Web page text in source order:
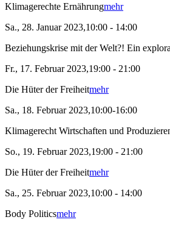
Klimagerechte Ernährungmehr
Sa., 28. Januar 2023,10:00 - 14:00
Beziehungskrise mit der Welt?! Ein
Fr., 17. Februar 2023,19:00 - 21:00
Die Hüter der Freiheitmehr
Sa., 18. Februar 2023,10:00-16:00
Klimagerecht Wirtschaften und
So., 19. Februar 2023,19:00 - 21:00
Die Hüter der Freiheitmehr
Sa., 25. Februar 2023,10:00 - 14:00
Body Politicsmehr